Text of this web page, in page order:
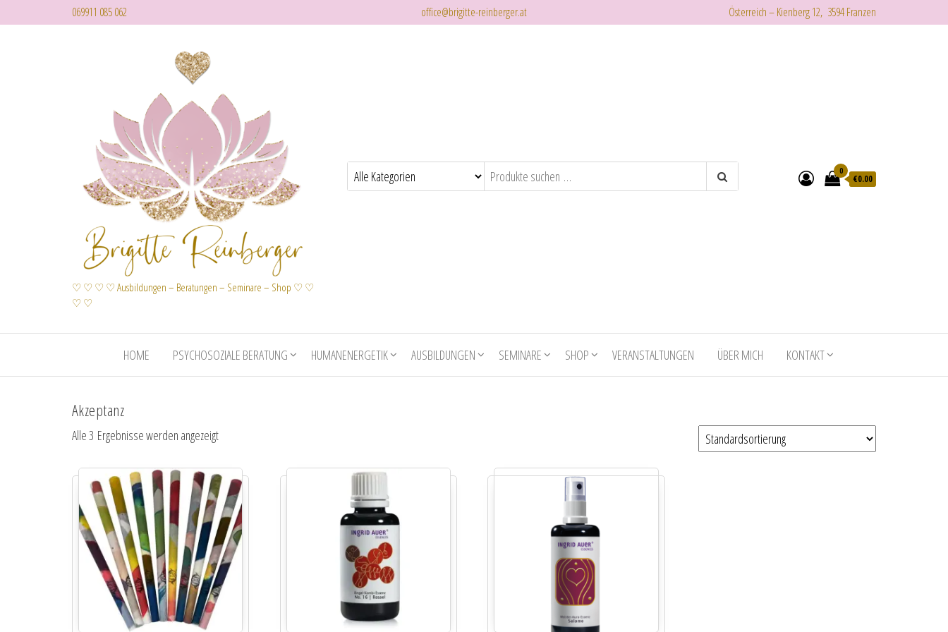
069911 085 062 office@brigitte-reinberger.at Österreich – Kienberg 12, 3594 Franzen
♡ ♡ ♡ ♡ Ausbildungen – Beratungen – Seminare – Shop ♡ ♡
♡ ♡
0
€0.00
HOME PSYCHOSOZIALE BERATUNG HUMANENERGETIK AUSBILDUNGEN SEMINARE SHOP VERANSTALTUNGEN ÜBER MICH KONTAKT
Akzeptanz
Alle 3 Ergebnisse werden angezeigt